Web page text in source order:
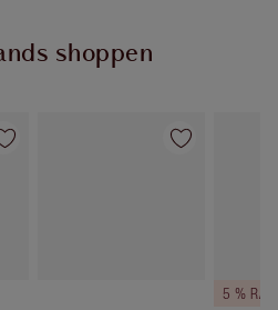
shoppen
von 23 Artikel 2 von 23
5 %